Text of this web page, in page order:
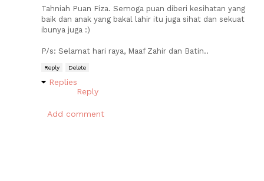
Tahniah Puan Fiza. Semoga puan diberi kesihatan yang
baik dan anak yang bakal lahir itu juga sihat dan sekuat
ibunya juga :)
P/s: Selamat hari raya, Maaf Zahir dan Batin..
Reply Delete
Replies
Reply
Add comment